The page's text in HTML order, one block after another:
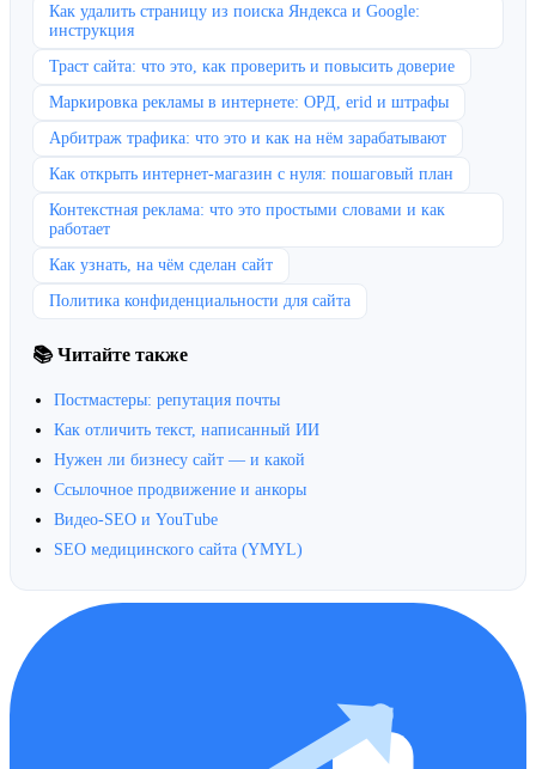
Как удалить страницу из поиска Яндекса и Google:
инструкция
Траст сайта: что это, как проверить и повысить доверие
Маркировка рекламы в интернете: ОРД, erid и штрафы
Арбитраж трафика: что это и как на нём зарабатывают
Как открыть интернет-магазин с нуля: пошаговый план
Контекстная реклама: что это простыми словами и как
работает
Как узнать, на чём сделан сайт
Политика конфиденциальности для сайта
📚 Читайте также
Постмастеры: репутация почты
Как отличить текст, написанный ИИ
Нужен ли бизнесу сайт — и какой
Ссылочное продвижение и анкоры
Видео-SEO и YouTube
SEO медицинского сайта (YMYL)